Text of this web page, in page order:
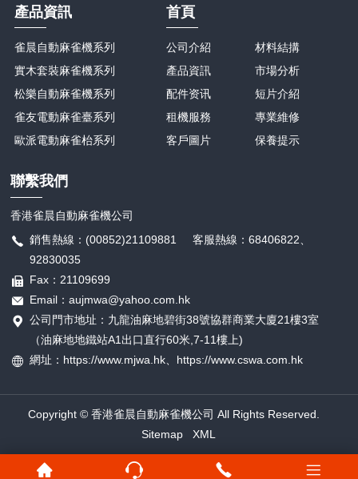
產品資訊
雀晨自動麻雀機系列
實木套裝麻雀機系列
松樂自動麻雀機系列
雀友電動麻雀臺系列
歐派電動麻雀枱系列
首頁
公司介紹
產品資訊
配件资讯
租機服務
客戶圖片
材料結搆
市場分析
短片介紹
專業維修
保養提示
聯繫我們
香港雀晨自動麻雀機公司
銷售熱線：(00852)21109881 客服熱線：68406822、
92830035
Fax：21109699
Email：aujmwa@yahoo.com.hk
公司門市地址：九龍油麻地碧街38號協群商業大廈21樓3室
（油麻地地鐵站A1出口直行60米,7-11樓上)
網址：https://www.mjwa.hk、 https://www.cswa.com.hk
Copyright © 香港雀晨自動麻雀機公司 All Rights Reserved.
Sitemap
XML